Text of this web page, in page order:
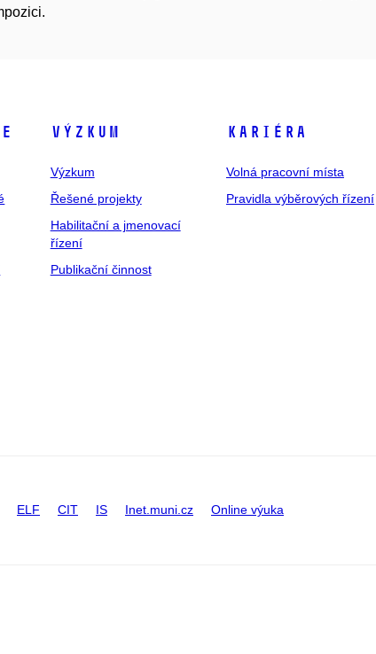
Výzkum
Výzkum
Řešené projekty
Habilitační a jmenovací
řízení
Publikační činnost
Kariéra
Volná pracovní místa
Pravidla výběrových řízení
ELF CIT IS Inet.muni.cz Online výuka